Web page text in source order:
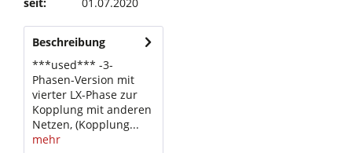
Beschreibung
***used*** -3-
Phasen-Version mit
vierter LX-Phase zur
Kopplung mit anderen
Netzen, (Kopplung...
mehr